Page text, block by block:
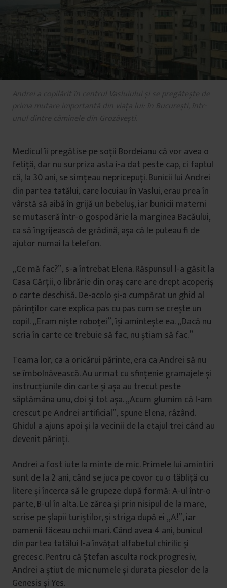
Andrei a copilărit în centrul Vasluiului și se pregătește de
prima mutare importantă din viața lui: în București, într-
unul dintre căminele din Grozăvești.
Medicul îi pregătise pe soții Bordeianu că vor avea o
fetiță, dar nu surpriza asta i-a dat peste cap, ci faptul
că, la 30 ani, se simțeau nepricepuți. Bunicii lui Andrei
din partea tatălui, care locuiau în Vaslui, erau prea în
vârstă să aibă în grijă un bebeluș, iar bunicii materni
se mutaseră într-o gospodărie la marginea Bacăului,
ca să îngrijească de grădină, așa că le puteau fi de
ajutor numai la telefon.
„Ce mă fac?”, s-a întrebat Elena. Răspunsul l-a găsit la
Casa Cărții, o librărie din oraș care are drept acoperiș
o carte deschisă. De-acolo și-a cumpărat un ghid al
părinților care explica pas cu pas cum se crește un
copil. „Eram niște roboței”, își amintește ea. „Dacă nu
scria în carte ce trebuie să fac, nu știam să fac.”
Teama lor, ca a oricărui părinte, era ca Andrei să nu
se îmbolnăvească. Au urmat cu sfințenie gramajele și
instrucțiunile din carte și așa au trecut peste
săptămâna unu, doi și tot așa. „Acum glumim că l-am
crescut pe Andrei artificial”, spune Elena, râzând.
Ghidul a ajuns apoi și la vecinii de la etajul trei când au
devenit părinți.
Andrei a fost iute la minte de mic. Primele lui amintiri
sunt de la 2 ani, când se juca pe covor cu o tăbliță cu
litere și încerca să le grupeze după formă: A-ul într-o
parte, B-ul în alta. Le zărea și prin nisipul de la mare,
scrise pe șlapii turiștilor, și striga după ei „A!”, iar
oamenii făceau ochii mari. Când avea 4 ani, bunicul
din partea tatălui l-a învățat alfabetul chirilic și
grecesc. Pentru că Ștefan asculta rock progresiv,
Andrei a știut de mic numele și durata pieselor de la
Genesis și Yes.